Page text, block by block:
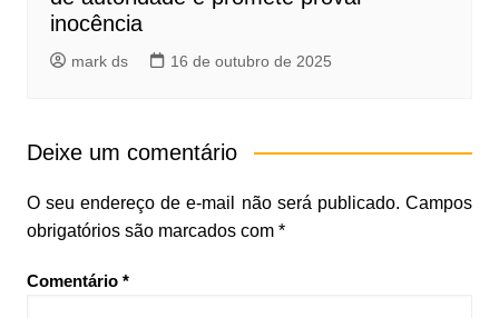
inocência
mark ds 16 de outubro de 2025
Deixe um comentário
O seu endereço de e-mail não será publicado. Campos
obrigatórios são marcados com *
Comentário *